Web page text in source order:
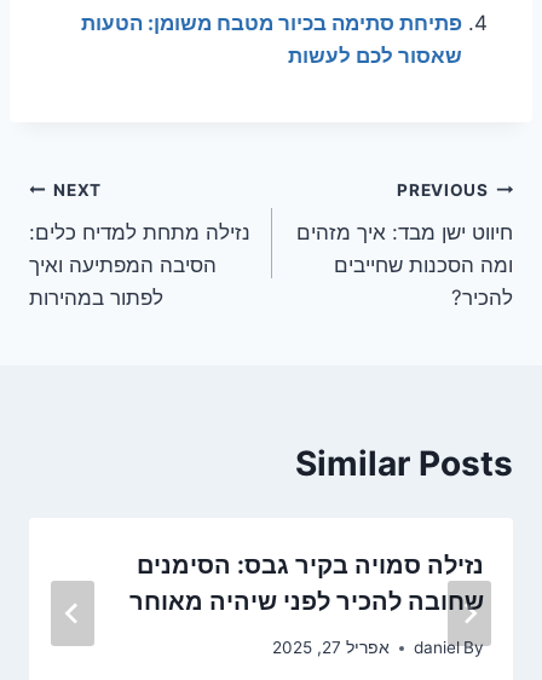
פתיחת סתימה בכיור מטבח משומן: הטעות
שאסור לכם לעשות
ניווט
PREVIOUS
חיווט ישן מבד: איך מזהים
ומה הסכנות שחייבים
להכיר?
NEXT
נזילה מתחת למדיח כלים:
הסיבה המפתיעה ואיך
לפתור במהירות
Similar Posts
נזילה סמויה בקיר גבס: הסימנים
שחובה להכיר לפני שיהיה מאוחר
By
daniel אפריל 27, 2025